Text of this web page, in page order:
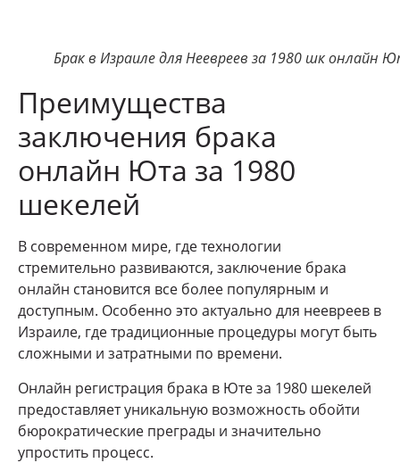
Брак в Израиле для Неевреев за 1980 шк онлайн
Преимущества
заключения брака
онлайн Юта за 1980
шекелей
В современном мире, где технологии
стремительно развиваются, заключение брака
онлайн становится все более популярным и
доступным. Особенно это актуально для неевреев в
Израиле, где традиционные процедуры могут быть
сложными и затратными по времени.
Онлайн регистрация брака в Юте за 1980 шекелей
предоставляет уникальную возможность обойти
бюрократические преграды и значительно
упростить процесс.